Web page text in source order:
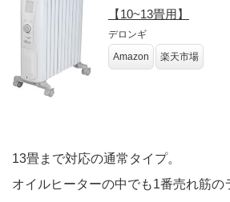
【10~13畳用】
デロンギ
Amazon
楽天市場
13畳まで対応の通常タイプ。
オイルヒーターの中でも1番売れ筋の